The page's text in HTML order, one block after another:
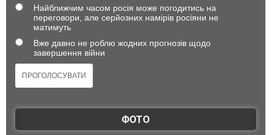
Найближчим часом росія може погодитись на
переговори, але серйозних намірів росіяни не
матимуть
Вже давно не роблю жодних прогнозів щодо
завершення війни
ФОТО